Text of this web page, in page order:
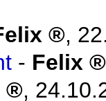
,
- Felix
,